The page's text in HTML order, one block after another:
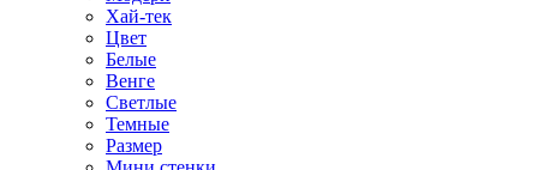
Хай-тек
Цвет
Белые
Венге
Светлые
Темные
Размер